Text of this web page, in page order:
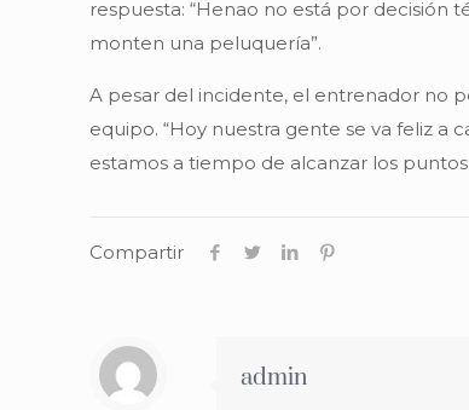
respuesta: “Henao no está por decisión
monten una peluquería”.
A pesar del incidente, el entrenador no
equipo. “Hoy nuestra gente se va feliz a
estamos a tiempo de alcanzar los
Compartir
admin